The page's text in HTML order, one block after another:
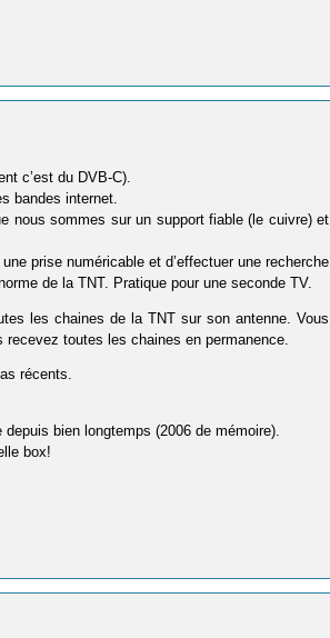
c’est du DVB-C).
bandes internet.
nous sommes sur un support fiable (le cuivre) et
prise numéricable et d’effectuer une recherche
de la TNT. Pratique pour une seconde TV.
les chaines de la TNT sur son antenne. Vous
toutes les chaines en permanence.
récents.
bien longtemps (2006 de mémoire).
box!